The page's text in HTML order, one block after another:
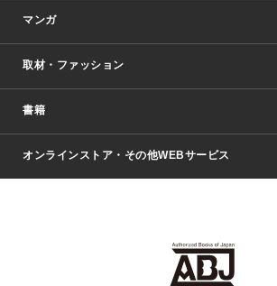
マンガ
少年マンガ
Vジャンプ
週刊ヤングジャンプ
少女マンガ
取材・ファッション
Seventeen
芸能・情報・スポーツ
書籍
文芸・文庫・総合
ライトノベル・ノベライズ
オンラインストア・その他WEBサービス
SHUEISHA MANGA-ART HERITAGE